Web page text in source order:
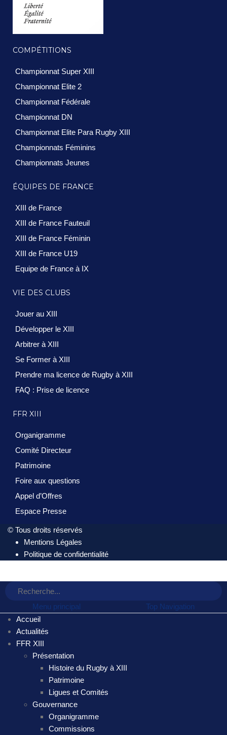
COMPÉTITIONS
Championnat Super XIII
Championnat Elite 2
Championnat Fédérale
Championnat DN
Championnat Elite Para Rugby XIII
Championnats Féminins
Championnats Jeunes
ÉQUIPES DE FRANCE
XIII de France
XIII de France Fauteuil
XIII de France Féminin
XIII de France U19
Equipe de France à IX
VIE DES CLUBS
Jouer au XIII
Développer le XIII
Arbitrer à XIII
Se Former à XIII
Prendre ma licence de Rugby à XIII
FAQ : Prise de licence
FFR XIII
Organigramme
Comité Directeur
Patrimoine
Foire aux questions
Appel d’Offres
Espace Presse
© Tous droits réservés
Mentions Légales
Politique de confidentialité
Menu principal
Top Navigation
Accueil
Actualités
FFR XIII
Présentation
Histoire du Rugby à XIII
Patrimoine
Ligues et Comités
Gouvernance
Organigramme
Commissions